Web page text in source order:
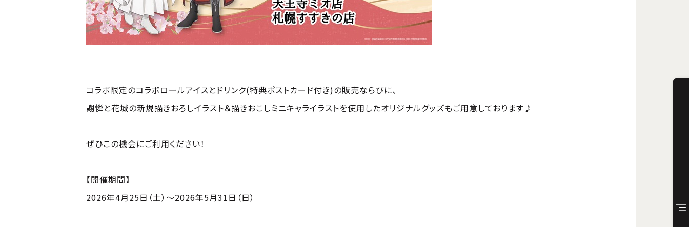
コラボ限定のコラボロールアイスとドリンク(特典ポストカード付き)の販売ならびに、
謝憐と花城の新規描きおろしイラスト＆描きおこしミニキャライラストを使用したオリジナルグッズもご用意しております♪
ぜひこの機会にご利用ください！
【開催期間】
2026年4月25日（土）〜2026年5月31日（日）